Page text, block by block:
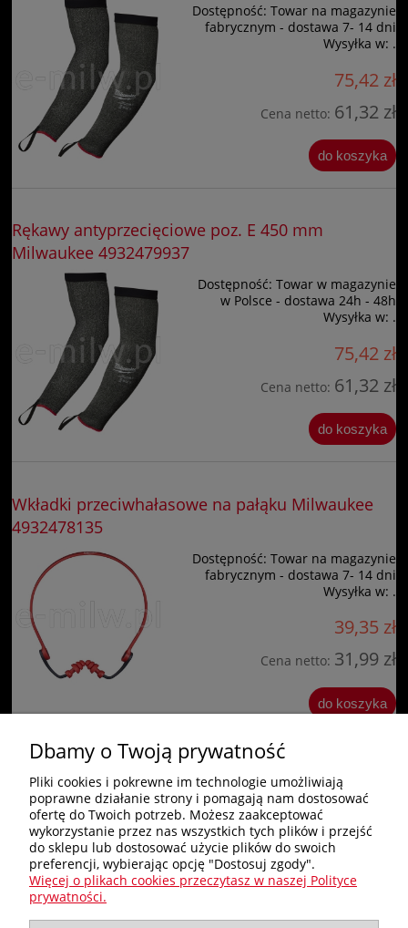
Dostępność: Towar na magazynie
fabrycznym - dostawa 7- 14 dni
Wysyłka w: .
75,42 zł
Cena netto: 61,32 zł
do koszyka
Rękawy antyprzecięciowe poz. E 450 mm
Milwaukee 4932479937
Dostępność: Towar w magazynie
w Polsce - dostawa 24h - 48h
Wysyłka w: .
75,42 zł
Cena netto: 61,32 zł
do koszyka
Wkładki przeciwhałasowe na pałąku Milwaukee
4932478135
Dostępność: Towar na magazynie
fabrycznym - dostawa 7- 14 dni
Wysyłka w: .
39,35 zł
Cena netto: 31,99 zł
do koszyka
Zakupy
Pomoc
Dbamy o Twoją prywatność
Pliki cookies i pokrewne im technologie umożliwiają
poprawne działanie strony i pomagają nam dostosować
ofertę do Twoich potrzeb. Możesz zaakceptować
wykorzystanie przez nas wszystkich tych plików i przejść
do sklepu lub dostosować użycie plików do swoich
preferencji, wybierając opcję "Dostosuj zgody".
Więcej o plikach cookies przeczytasz w naszej Polityce
prywatności.